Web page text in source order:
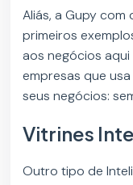
Aliás, a Gupy
primeiros
aos negócios aqui
empresas que
seus negócios:
Vitrines
Outro tipo de